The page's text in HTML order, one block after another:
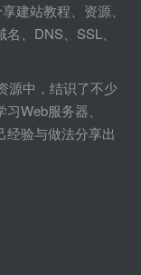
建站教程、资源、
、DNS、SSL、
源中，结识了不少
Web服务器、
经验与做法分享出